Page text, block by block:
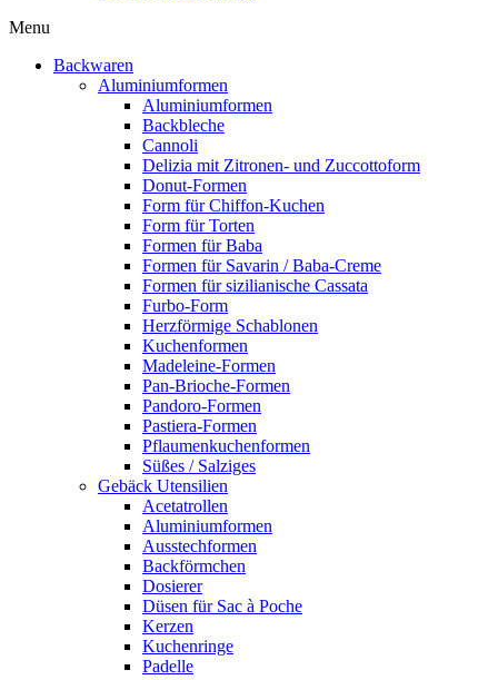
Menu
Backwaren
Aluminiumformen
Aluminiumformen
Backbleche
Cannoli
Delizia mit Zitronen- und Zuccottoform
Donut-Formen
Form für Chiffon-Kuchen
Form für Torten
Formen für Baba
Formen für Savarin / Baba-Creme
Formen für sizilianische Cassata
Furbo-Form
Herzförmige Schablonen
Kuchenformen
Madeleine-Formen
Pan-Brioche-Formen
Pandoro-Formen
Pastiera-Formen
Pflaumenkuchenformen
Süßes / Salziges
Gebäck Utensilien
Acetatrollen
Aluminiumformen
Ausstechformen
Backförmchen
Dosierer
Düsen für Sac à Poche
Kerzen
Kuchenringe
Padelle